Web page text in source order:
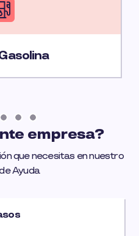
empresa?
que necesitas en nuestro
Ayuda